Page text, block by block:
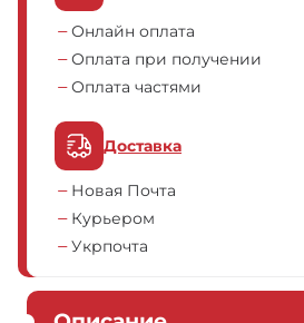
Онлайн оплата
Оплата при получении
Оплата частями
Доставка
Новая Почта
Курьером
Укрпочта